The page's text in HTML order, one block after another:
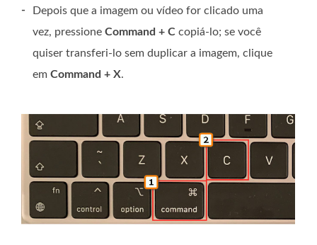
-
Depois que a imagem ou vídeo for clicado uma
vez, pressione Command + C copiá-lo; se você
quiser transferi-lo sem duplicar a imagem, clique
em Command + X.